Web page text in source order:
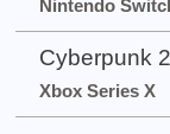
Nintendo
Cyberpunk
Xbox Series X